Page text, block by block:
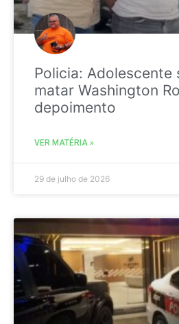
Policia: Adolescente
matar Washington
depoimento
VER MATÉRIA »
29 de julho de 2026